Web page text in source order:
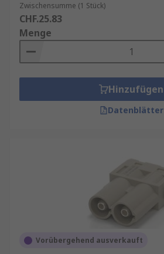
Zwischensumme (1 Stück)
CHF.25.83
Menge
Hinzufügen
Datenblätter
Vorübergehend ausverkauft